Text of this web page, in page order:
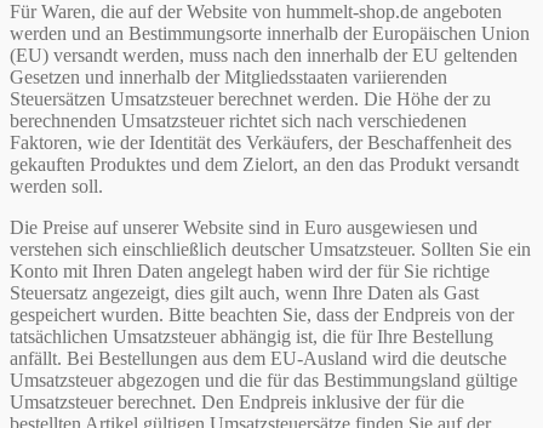
Für Waren, die auf der Website von hummelt-shop.de angeboten
werden und an Bestimmungsorte innerhalb der Europäischen Union
(EU) versandt werden, muss nach den innerhalb der EU geltenden
Gesetzen und innerhalb der Mitgliedsstaaten variierenden
Steuersätzen Umsatzsteuer berechnet werden. Die Höhe der zu
berechnenden Umsatzsteuer richtet sich nach verschiedenen
Faktoren, wie der Identität des Verkäufers, der Beschaffenheit des
gekauften Produktes und dem Zielort, an den das Produkt versandt
werden soll.
Die Preise auf unserer Website sind in Euro ausgewiesen und
verstehen sich einschließlich deutscher Umsatzsteuer. Sollten Sie ein
Konto mit Ihren Daten angelegt haben wird der für Sie richtige
Steuersatz angezeigt, dies gilt auch, wenn Ihre Daten als Gast
gespeichert wurden. Bitte beachten Sie, dass der Endpreis von der
tatsächlichen Umsatzsteuer abhängig ist, die für Ihre Bestellung
anfällt. Bei Bestellungen aus dem EU-Ausland wird die deutsche
Umsatzsteuer abgezogen und die für das Bestimmungsland gültige
Umsatzsteuer berechnet. Den Endpreis inklusive der für die